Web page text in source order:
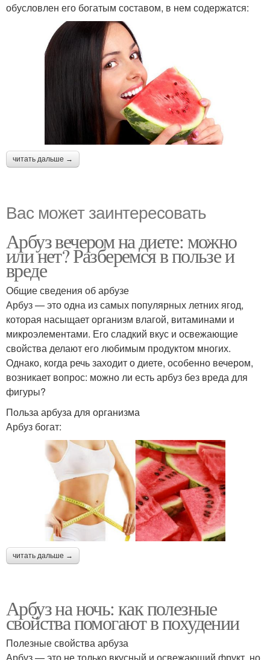
обусловлен его богатым составом, в нем содержатся:
читать дальше →
Вас может заинтересовать
Арбуз вечером на диете: можно
или нет? Разберемся в пользе и
вреде
Общие сведения об арбузе
Арбуз — это одна из самых популярных летних ягод,
которая насыщает организм влагой, витаминами и
микроэлементами. Его сладкий вкус и освежающие
свойства делают его любимым продуктом многих.
Однако, когда речь заходит о диете, особенно вечером,
возникает вопрос: можно ли есть арбуз без вреда для
фигуры?
Польза арбуза для организма
Арбуз богат:
читать дальше →
Арбуз на ночь: как полезные
свойства помогают в похудении
Полезные свойства арбуза